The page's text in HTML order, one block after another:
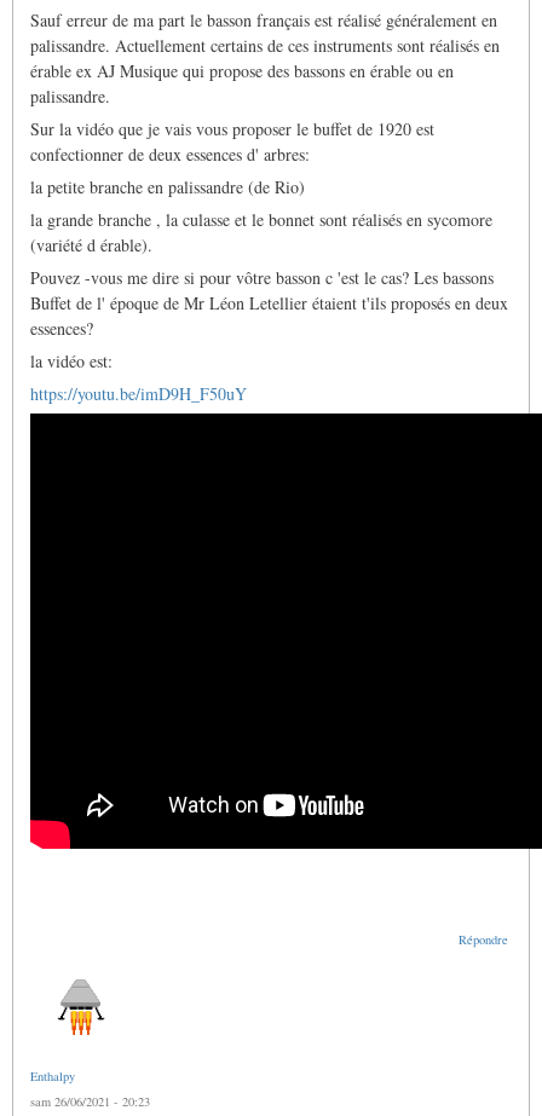
Sauf erreur de ma part le basson français est réalisé généralement en
palissandre. Actuellement certains de ces instruments sont réalisés en
érable ex AJ Musique qui propose des bassons en érable ou en
palissandre.
Sur la vidéo que je vais vous proposer le buffet de 1920 est
confectionner de deux essences d' arbres:
la petite branche en palissandre (de Rio)
la grande branche , la culasse et le bonnet sont réalisés en sycomore
(variété d érable).
Pouvez -vous me dire si pour vôtre basson c 'est le cas? Les bassons
Buffet de l' époque de Mr Léon Letellier étaient t'ils proposés en deux
essences?
la vidéo est:
https://youtu.be/imD9H_F50uY
Répondre
Enthalpy
sam 26/06/2021 - 20:23